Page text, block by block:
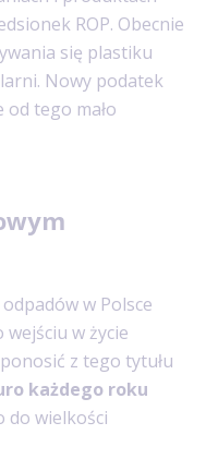
ROP. Obecnie
się plastiku
Nowy podatek
tego mało
w Polsce
w życie
z tego tytułu
każdego roku
do wielkości